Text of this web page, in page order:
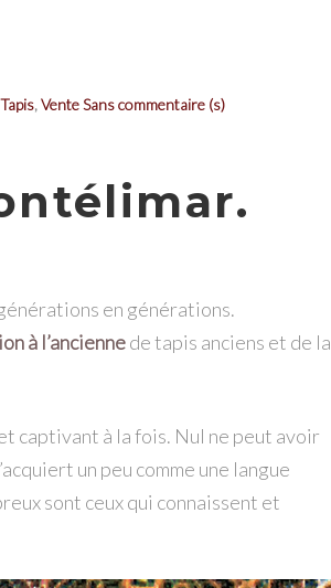
Tapis,VenteSans commentaire (s)
en générations.
à l’anciennede tapis anciens et de la
captivant à la fois. Nul ne peut avoir
un peu comme une langue
sont ceux qui connaissent et